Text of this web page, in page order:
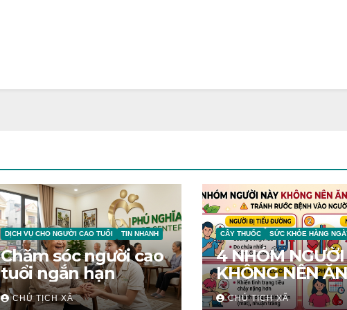
DỊCH VỤ CHO NGƯỜI CAO TUỔI TIN NHANH
Chăm sóc người cao
tuổi ngắn hạn
CHỦ TỊCH XÃ
CÂY THUỐC SỨC KHỎE HÀNG
4 NHÓM NGƯỜI
KHÔNG NÊN ĂN
THANH LONG
CHỦ TỊCH XÃ